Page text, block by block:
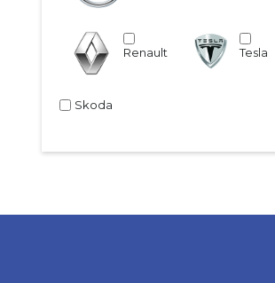
Renault Tesla
Skoda